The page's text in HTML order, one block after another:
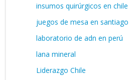
insumos quirúrgicos en chile
juegos de mesa en santiago
laboratorio de adn en perú
lana mineral
Liderazgo Chile